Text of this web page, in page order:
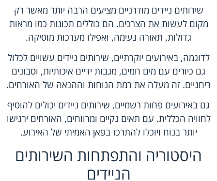
שירותים ניידים מודרניים מציעים הרבה יותר מאשר רק
מקום לעשות את הצרכים. הם כוללים תכונות כמו מראות
גדולות, תאורה נעימה, ואפילו מערכות מוסיקה.
לדוגמה, באירועים יוקרתיים, שירותים ניידים עשויים לכלול
גם כיורים עם מים חמים, מגבות ידיים איכותיות, וסבונים
ריחניים. זה מעלה את רמת הנוחות וההנאה של האורחים.
גם באירועים פחות רשמיים, שירותים ניידים יכולים להוסיף
לחוויה הכללית. עם תאים נקיים ומרווחים, האורחים ירגישו
יותר בנוח ויוכלו להתרכז בפאן האמיתי של האירוע.
היסטוריה והתפתחות השירותים
הניידים